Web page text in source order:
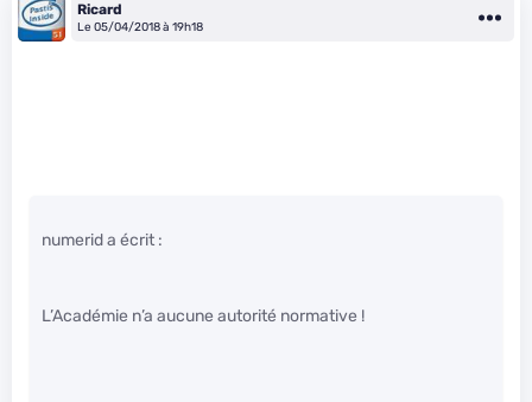
Ricard
Le 05/04/2018 à 19h18
numerid a écrit :
L’Académie n’a aucune autorité normative !